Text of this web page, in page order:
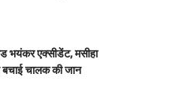
भयंकर एक्सीडेंट, मसीहा
चालक की जान